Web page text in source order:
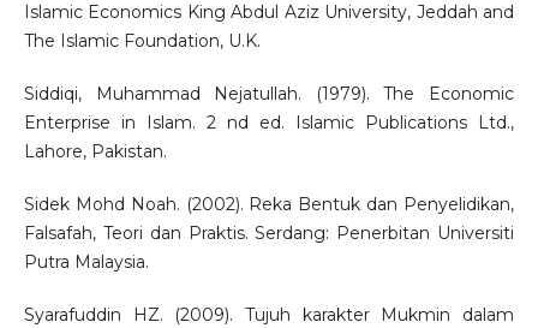
Islamic Economics King Abdul Aziz University, Jeddah and
The Islamic Foundation, U.K.
Siddiqi, Muhammad Nejatullah. (1979). The Economic
Enterprise in Islam. 2 nd ed. Islamic Publications Ltd.,
Lahore, Pakistan.
Sidek Mohd Noah. (2002). Reka Bentuk dan Penyelidikan,
Falsafah, Teori dan Praktis. Serdang: Penerbitan Universiti
Putra Malaysia.
Syarafuddin HZ. (2009). Tujuh karakter Mukmin dalam